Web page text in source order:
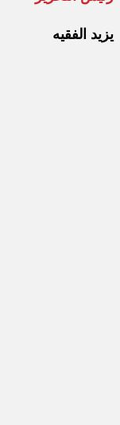
يزيد الفقيه